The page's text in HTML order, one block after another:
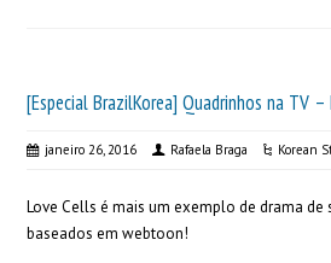
[Especial BrazilKorea] Quadrinhos na TV –
janeiro 26, 2016 Rafaela Braga Korean
Love Cells é mais um exemplo de drama de
baseados em webtoon!